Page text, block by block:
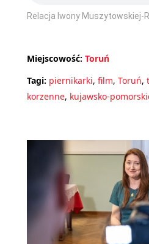
Relacja Iwony Muszytowskiej-
Miejscowość: Toruń
Tagi: piernikarki, film, Toruń,
korzenne, kujawsko-